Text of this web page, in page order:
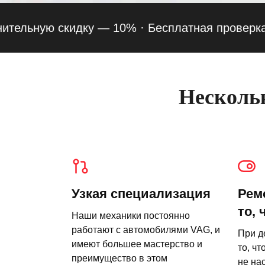
скидку — 10% ·Бесплатная проверка
Узкая специализация
Наши механики постоянно
работают с автомобилями VAG, и
имеют большее мастерство и
преимущество в этом
то,
При
то,
не